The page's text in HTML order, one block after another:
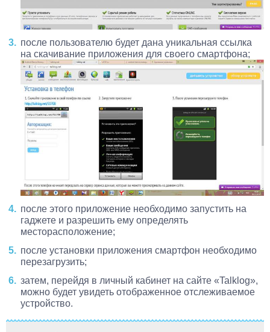
после пользователю будет дана уникальная ссылка
на скачивание приложения для своего смартфона;
после этого приложение необходимо запустить на
гаджете и разрешить ему определять
месторасположение;
после установки приложения смартфон необходимо
перезагрузить;
затем, перейдя в личный кабинет на сайте «Talklog»,
можно будет увидеть отображенное отслеживаемое
устройство.